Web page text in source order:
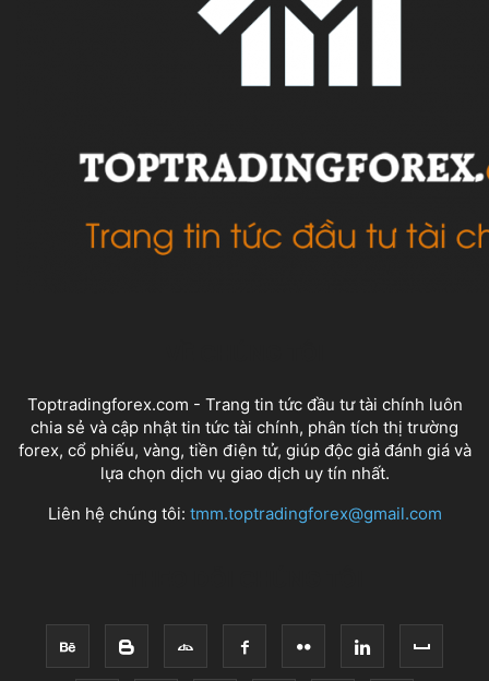
Toptradingforex.com - Trang tin tức đầu tư tài chính luôn
chia sẻ và cập nhật tin tức tài chính, phân tích thị trường
forex, cổ phiếu, vàng, tiền điện tử, giúp độc giả đánh giá và
lựa chọn dịch vụ giao dịch uy tín nhất.
Liên hệ chúng tôi: tmm.toptradingforex@gmail.com